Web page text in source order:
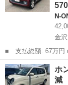
N-
金
■ 支払総額: 67万円 ■ 車両本体価格： 570,000 円 ■ メーカー
名： ホンダ ■ 車
ム ＣＤ ベンチシ
ー エアコン パワ...
石川 金沢市
ホ
減